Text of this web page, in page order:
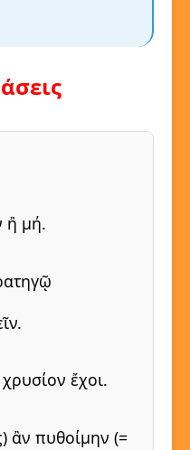
ἢ μή.
ἔχοι.
ἂν πυθοίμην (=